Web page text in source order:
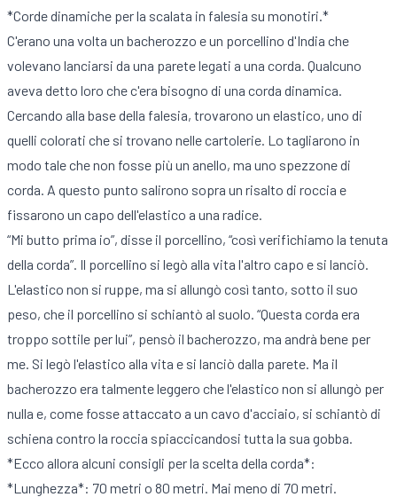
*Corde dinamiche per la scalata in falesia su monotiri.*
C'erano una volta un bacherozzo e un porcellino d'India che
volevano lanciarsi da una parete legati a una corda. Qualcuno
aveva detto loro che c'era bisogno di una corda dinamica.
Cercando alla base della falesia, trovarono un elastico, uno di
quelli colorati che si trovano nelle cartolerie. Lo tagliarono in
modo tale che non fosse più un anello, ma uno spezzone di
corda. A questo punto salirono sopra un risalto di roccia e
fissarono un capo dell'elastico a una radice.
“Mi butto prima io”, disse il porcellino, “così verifichiamo la tenuta
della corda”. Il porcellino si legò alla vita l'altro capo e si lanciò.
L'elastico non si ruppe, ma si allungò così tanto, sotto il suo
peso, che il porcellino si schiantò al suolo. “Questa corda era
troppo sottile per lui”, pensò il bacherozzo, ma andrà bene per
me. Si legò l'elastico alla vita e si lanciò dalla parete. Ma il
bacherozzo era talmente leggero che l'elastico non si allungò per
nulla e, come fosse attaccato a un cavo d'acciaio, si schiantò di
schiena contro la roccia spiaccicandosi tutta la sua gobba.
*Ecco allora alcuni consigli per la scelta della corda*:
*Lunghezza*: 70 metri o 80 metri. Mai meno di 70 metri.